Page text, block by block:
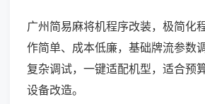
广州简易麻将机程序改装，极简化
作简单、成本低廉，基础牌流参数
复杂调试，一键适配机型，适合预
设备改造。